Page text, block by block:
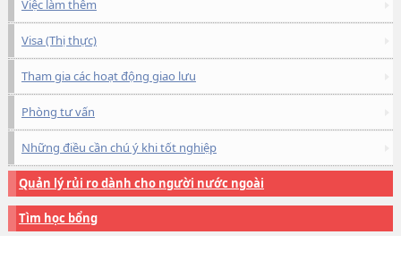
Việc làm thêm
Visa (Thị thực)
Tham gia các hoạt động giao lưu
Phòng tư vấn
Những điều cần chú ý khi tốt nghiệp
Quản lý rủi ro dành cho người nước ngoài
Tìm học bổng